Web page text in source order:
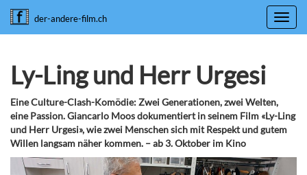
der-andere-film.ch
Ly-Ling und Herr Urgesi
Eine Culture-Clash-Komödie: Zwei Generationen, zwei Welten,
eine Passion. Giancarlo Moos dokumentiert in seinem Film «Ly-Ling
und Herr Urgesi», wie zwei Menschen sich mit Respekt und gutem
Willen langsam näher kommen. – ab 3. Oktober im Kino